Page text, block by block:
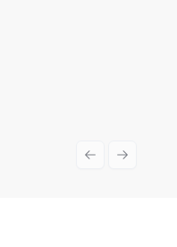
Previous slide
Next slide